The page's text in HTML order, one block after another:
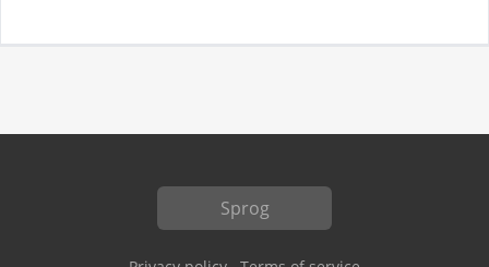
Sprog